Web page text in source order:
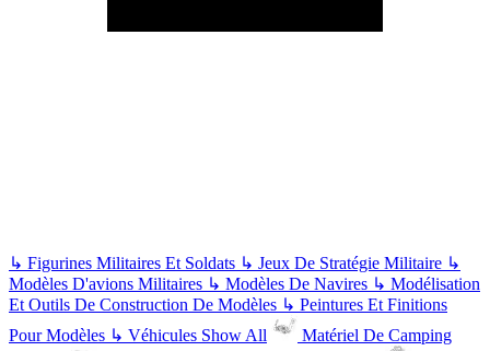
↳ Figurines Militaires Et Soldats ↳ Jeux De Stratégie Militaire ↳
Modèles D'avions Militaires ↳ Modèles De Navires ↳ Modélisation
Et Outils De Construction De Modèles ↳ Peintures Et Finitions
Pour Modèles ↳ Véhicules Show All
Matériel De Camping